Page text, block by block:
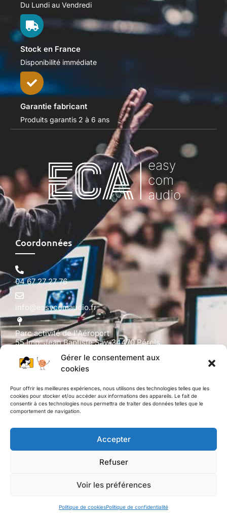
Gérer le consentement aux
cookies
Pour offrir les meilleures expériences, nous utilisons des technologies telles que les
cookies pour stocker et/ou accéder aux informations des appareils. Le fait de
consentir à ces technologies nous permettra de traiter des données telles que le
comportement de navigation.
Accepter
Refuser
Voir les préférences
Politique de cookiesPolitique de confidentialité
Du Lundi au Vendredi
Stock en France
Disponibilité immédiate
Garantie fabricant
Produits garantis 2 à 6 ans
Coordonnées
04 67 27 27 76
info@easycomaudio.fr
Parc activité de l'Aéroport
55 Imp. Jean Baptiste Say, 34470 Pérols
Horaires
Lundi au Jeudi : 09h-12h – 14h-18h
légales| Création web parBIG X